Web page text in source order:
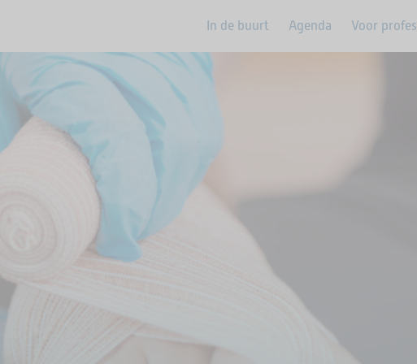
In de buurt Agenda Voor